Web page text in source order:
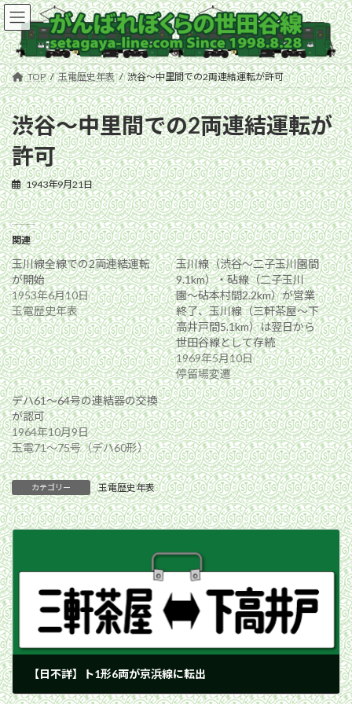
コ
ン
テ
ン
ツ
へ
ス
キ
ッ
プ
ナ
ビ
ゲ
ー
シ
ョ
ン
に
移
動
TOP 玉電歴史年表 渋谷〜中里間での2両連結運転が許可
渋谷〜中里間での2両連結運転が
許可
1943年9月21日
関連
玉川線全線での2両連結運転
が開始
1953年6月10日
玉電歴史年表
玉川線（渋谷〜二子玉川園間
9.1km）・砧線（二子玉川
園〜砧本村間2.2km）が営業
終了、玉川線（三軒茶屋〜下
高井戸間5.1km）は翌日から
世田谷線として存続
1969年5月10日
停留場変遷
デハ61〜64号の連結器の交換
が認可
1964年10月9日
玉電71〜75号（デハ60形）
カテゴリー 玉電歴史年表
【日不詳】ト1形6両が京浜線に転出
1943年8月31日